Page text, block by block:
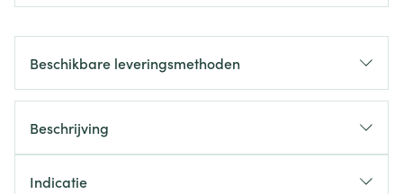
Beschikbare leveringsmethoden
Beschrijving
Indicatie